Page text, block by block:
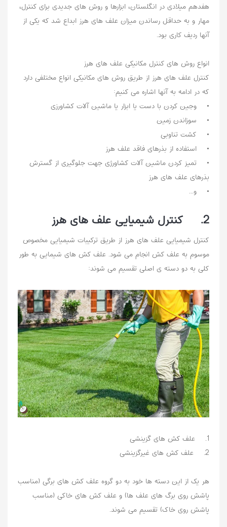
هفدهم میلادی در انگلستان، ابزارها و روش های جدیدی برای کنترل،
مهار و به حداقل رساندن میزان علف های هرز ابداع شد که یکی از
آنها ردیف کاری بود.
انواع روش های کنترل مکانیکی علف های هرز
کنترل علف های هرز از طریق روش های مکانیکی انواع مختلفی دارد
که در ادامه به آنها اشاره می کنیم:
• وجین کردن با دست یا ابزار یا ماشین آلات کشاورزی
• سوزاندن زمین
• کشت تناوبی
• استفاده از بذرهای فاقد علف هرز
• تمیز کردن ماشین آلات کشاورژی جهت جلوگیری از گسترش
بذرهای علف های هرز
• و...
2. کنترل شیمیایی علف های هرز
کنترل شیمیایی علف های هرز از طریق ترکیبات شیمیایی مخصوص
موسوم به علف کش انجام می شود. علف کش های شیمایی به طور
کلی به دو دسته ی اصلی تقسیم می شوند:
1. علف کش های گزینشی
2. علف کش های غیرگزینشی
هر یک از این دسته ها خود به دو گروه علف کش های برگی (مناسب
پاشش روی برگ های علف ها) و علف کش های خاکی (مناسب
پاشش روی خاک) تقسیم می شوند.